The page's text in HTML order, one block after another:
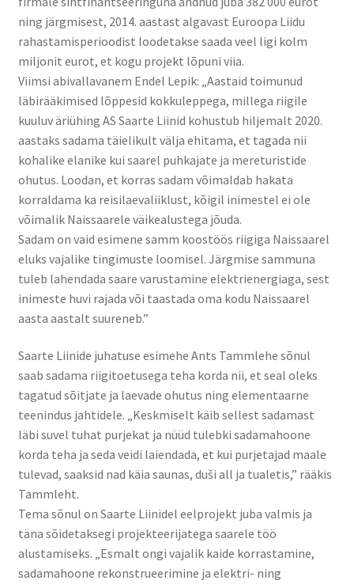
Broneeri
Majutus
Glämping
Vagunelamu
Metsamaja
Kämping
Sadam
Naissaare sadama ajalugu
Sadama galerii
Saunad
Saun kaminaruumiga
Saunamaja
Tegevused
ning järgmisest, 2014. aastast algavast Euroopa Liidu
rahastamisperioodist loodetakse saada veel ligi kolm
miljonit eurot, et kogu projekt lõpuni viia.
Viimsi abivallavanem Endel Lepik: „Aastaid toimunud
läbirääkimised lõppesid kokkuleppega, millega riigile
kuuluv äriühing AS Saarte Liinid kohustub hiljemalt 2020.
aastaks sadama täielikult välja ehitama, et tagada nii
kohalike elanike kui saarel puhkajate ja mereturistide
ohutus. Loodan, et korras sadam võimaldab hakata
korraldama ka reisilaevaliiklust, kõigil inimestel ei ole
võimalik Naissaarele väikealustega jõuda.
Sadam on vaid esimene samm koostöös riigiga Naissaarel
eluks vajalike tingimuste loomisel. Järgmise sammuna
tuleb lahendada saare varustamine elektrienergiaga, sest
inimeste huvi rajada või taastada oma kodu Naissaarel
aasta aastalt suureneb.”
Saarte Liinide juhatuse esimehe Ants Tammlehe sõnul
saab sadama riigitoetusega teha korda nii, et seal oleks
tagatud sõitjate ja laevade ohutus ning elementaarne
teenindus jahtidele. „Keskmiselt käib sellest sadamast
läbi suvel tuhat purjekat ja nüüd tulebki sadamahoone
korda teha ja seda veidi laiendada, et kui purjetajad maale
tulevad, saaksid nad käia saunas, duši all ja tualetis,” rääkis
Tammleht.
Tema sõnul on Saarte Liinidel eelprojekt juba valmis ja
täna sõidetaksegi projekteerijatega saarele töö
alustamiseks. „Esmalt ongi vajalik kaide korrastamine,
sadamahoone rekonstrueerimine ja elektri- ning